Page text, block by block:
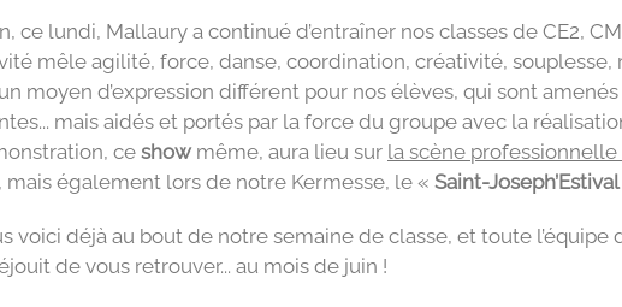
ce lundi, Mallaury a continué d’entraîner nos classes de CE2,
mêle agilité, force, danse, coordination, créativité,
moyen d’expression différent pour nos élèves, qui sont
mais aidés et portés par la force du groupe avec la
ceshowmême, aura lieu sur la scène
, mais également lors de notre Kermesse, le « Saint-Joseph’Estival
voici déjà au bout de notre semaine de classe, et toute
de vous retrouver... au mois de juin !